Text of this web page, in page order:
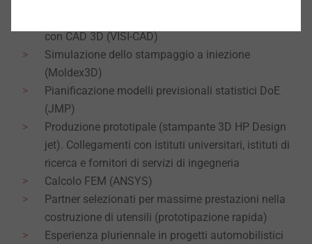
con CAD 3D (VISI-CAD)
Simulazione dello stampaggio a iniezione
(Moldex3D)
Pianificazione modelli previsionali statistici DoE
(JMP)
Produzione prototipale (stampante 3D HP Design
jet). Collegamenti con istituti universitari, istituti di
ricerca e fornitori di servizi di ingegneria
Calcolo FEM (ANSYS)
Partner selezionati per massime prestazioni nella
costruzione di utensili (prototipazione rapida)
Esperienza pluriennale in progetti automobilistici